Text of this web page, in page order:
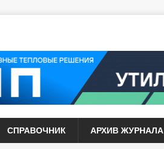
СПРАВОЧНИК АРХИВ ЖУРНАЛА